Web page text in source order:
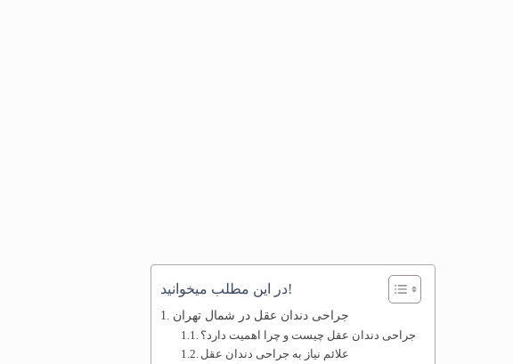
در این مطلب میخوانید!
جراحی دندان عقل در شمال تهران
جراحی دندان عقل چیست و چرا اهمیت دارد؟
علائم نیاز به جراحی دندان عقل